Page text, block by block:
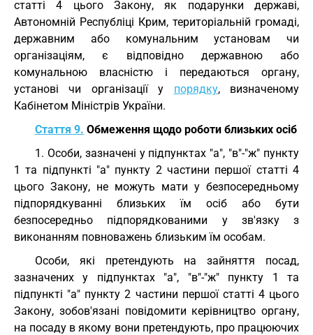
статті 4 цього Закону, як подарунки державі,
Автономній Республіці Крим, територіальній громаді,
державним або комунальним установам чи
організаціям, є відповідно державною або
комунальною власністю і передаються органу,
установі чи організації у порядку, визначеному
Кабінетом Міністрів України.
Стаття 9. Обмеження щодо роботи близьких осіб
1. Особи, зазначені у підпунктах "а", "в"-"ж" пункту
1 та підпункті "а" пункту 2 частини першої статті 4
цього Закону, не можуть мати у безпосередньому
підпорядкуванні близьких їм осіб або бути
безпосередньо підпорядкованими у зв'язку з
виконанням повноважень близьким їм особам.
Особи, які претендують на зайняття посад,
зазначених у підпунктах "а", "в"-"ж" пункту 1 та
підпункті "а" пункту 2 частини першої статті 4 цього
Закону, зобов'язані повідомити керівництво органу,
на посаду в якому вони претендують, про працюючих